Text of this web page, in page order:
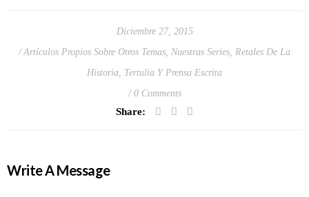
Diciembre 27, 2015
Artículos Propios Sobre Otros Temas Nuestras Series Retales De La
Historia Tertulia Y Prensa Escrita
0 Comments
Share:
Write A Message